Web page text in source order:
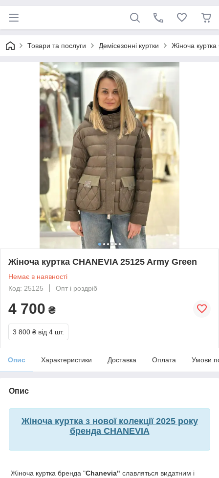
Товари та послуги Демісезонні куртки Жіноча
Жіноча куртка CHANEVIA 25125 Army Green
Немає в наявності
Код: 25125
Опт і роздріб
4 700 ₴
3 800 ₴ від 4 шт.
Опис Характеристики Доставка Оплата Умови
Опис
Жіноча куртка з нової колекції 2025 року
бренда CHANEVIA
Жіноча куртка бренда "Chanevia" славляться видатним і